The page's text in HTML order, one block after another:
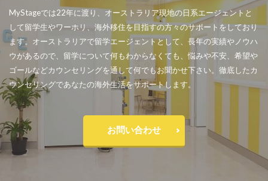
MyStageでは22年に渡り、オーストラリア現地の日系エージェントと
して留学生やワーホリ、海外移住を目指すの方々のサポートをしており
ます。オーストラリアで留学エージェントとして、長年の実績やノウハ
ウがあるので、留学について何もわからなくても、悩みや不安、希望や
ゴールなどカウンセリングを通して何でもお聞かせ下さい。徹底したカ
ウンセリングであなたの海外生活をサポートします。
お問い合わせ